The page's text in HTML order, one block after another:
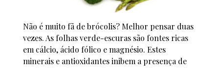
Não é muito fã de brócolis? Melhor pensar duas
vezes. As folhas verde-escuras são fontes ricas
em cálcio, ácido fólico e magnésio. Estes
minerais e antioxidantes inibem a presença de